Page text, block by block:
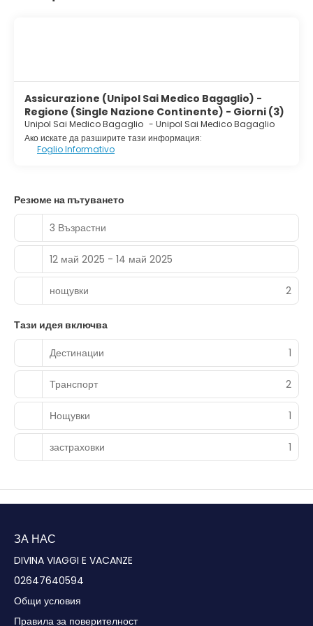
Assicurazione (Unipol Sai Medico Bagaglio) -
Regione (Single Nazione Continente) - Giorni (3)
Unipol Sai Medico Bagaglio - Unipol Sai Medico Bagaglio
Ако искате да разширите тази информация:
Foglio Informativo
Резюме на пътуването
3 Възрастни
12 май 2025 - 14 май 2025
нощувки 2
Тази идея включва
Дестинации
1
Транспорт 2
Нощувки 1
застраховки 1
ЗА НАС
DIVINA VIAGGI E VACANZE
02647640594
Общи условия
Правила за поверителност